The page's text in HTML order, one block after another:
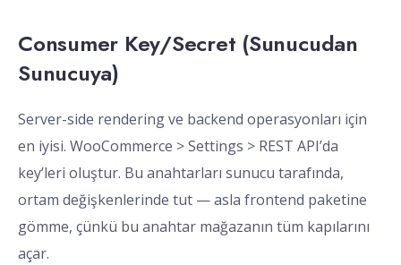
Consumer Key/Secret (Sunucudan
Sunucuya)
Server-side rendering ve backend operasyonları için
en iyisi. WooCommerce > Settings > REST API’da
key’leri oluştur. Bu anahtarları sunucu tarafında,
ortam değişkenlerinde tut — asla frontend paketine
gömme, çünkü bu anahtar mağazanın tüm kapılarını
açar.